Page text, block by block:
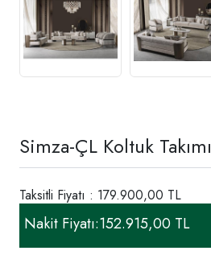
Simza-ÇL Koltuk Takımı
Taksitli Fiyatı : 179.900,00 TL
Nakit Fiyatı:152.915,00 TL